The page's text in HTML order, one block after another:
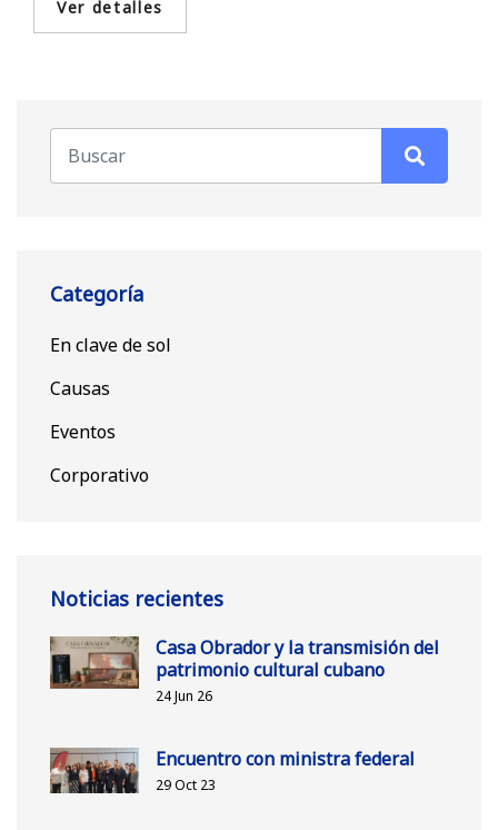
Categoría
En clave de sol
Causas
Eventos
Corporativo
Noticias recientes
Casa Obrador y la transmisión del
patrimonio cultural cubano
24 Jun 26
Encuentro con ministra federal
29 Oct 23